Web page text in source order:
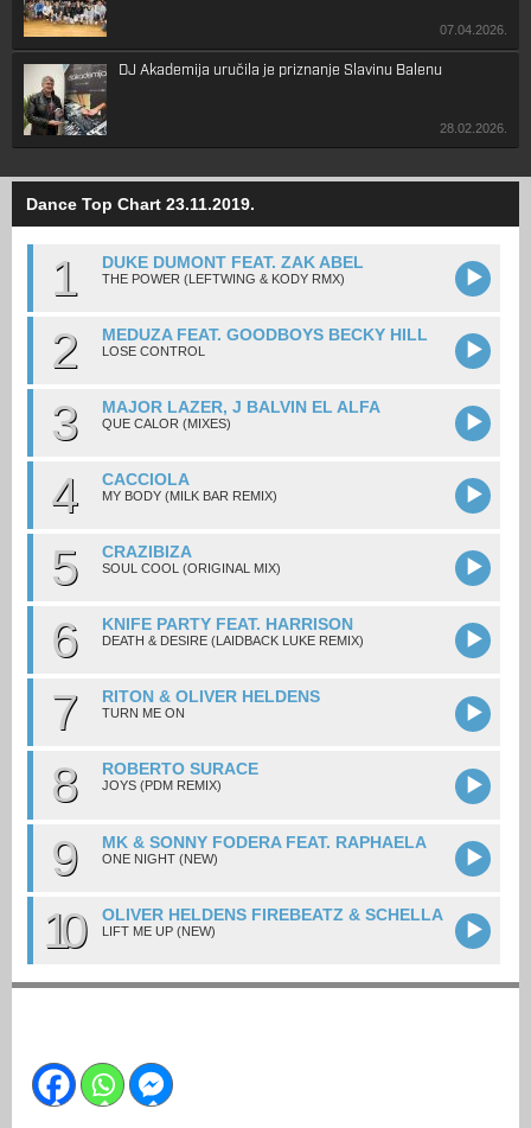
07.04.2026.
DJ Akademija uručila je priznanje Slavinu Balenu
28.02.2026.
Dance Top Chart 23.11.2019.
1 DUKE DUMONT FEAT. ZAK ABEL
THE POWER (LEFTWING & KODY RMX)
2 MEDUZA FEAT. GOODBOYS BECKY HILL
LOSE CONTROL
3 MAJOR LAZER, J BALVIN EL ALFA
QUE CALOR (MIXES)
4 CACCIOLA
MY BODY (MILK BAR REMIX)
5 CRAZIBIZA
SOUL COOL (ORIGINAL MIX)
6 KNIFE PARTY FEAT. HARRISON
DEATH & DESIRE (LAIDBACK LUKE REMIX)
7 RITON & OLIVER HELDENS
TURN ME ON
8 ROBERTO SURACE
JOYS (PDM REMIX)
9 MK & SONNY FODERA FEAT. RAPHAELA
ONE NIGHT (NEW)
10 OLIVER HELDENS FIREBEATZ & SCHELLA
LIFT ME UP (NEW)